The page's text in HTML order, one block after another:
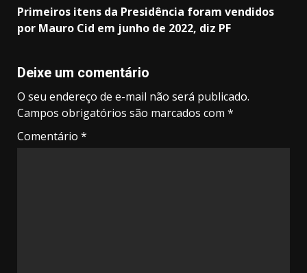
Primeiros itens da Presidência foram vendidos
por Mauro Cid em junho de 2022, diz PF
Deixe um comentário
O seu endereço de e-mail não será publicado.
Campos obrigatórios são marcados com *
Comentário *